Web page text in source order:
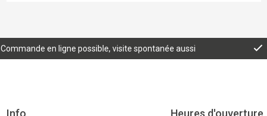
Commande en ligne possible, visite spontanée aussi